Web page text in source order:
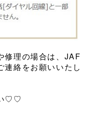
修理の場合は、JAF
連絡をお願いいたし
♡♡